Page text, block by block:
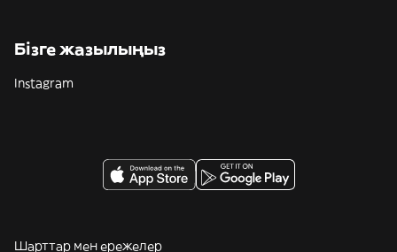
Бізге жазылыңыз
Instagram
Шарттар мен ережелер